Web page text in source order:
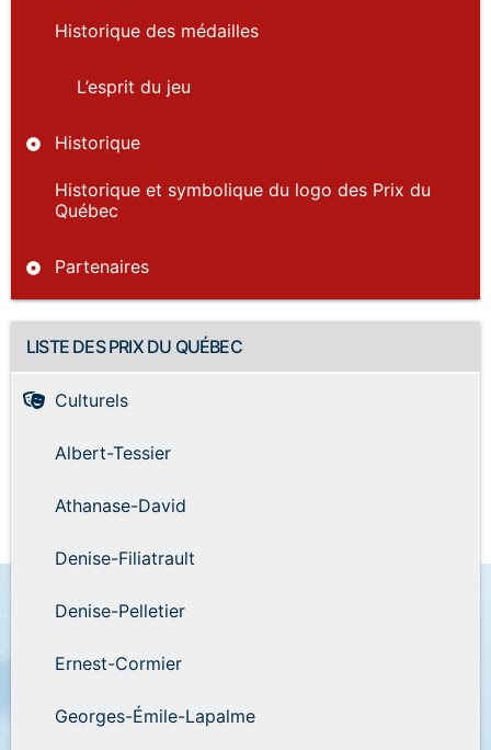
Historique des médailles
L’esprit du jeu
Historique
Historique et symbolique du logo des Prix du
Québec
Partenaires
LISTE DES PRIX DU QUÉBEC
Culturels
Albert-Tessier
Athanase-David
Denise-Filiatrault
Denise-Pelletier
Ernest-Cormier
Georges-Émile-Lapalme